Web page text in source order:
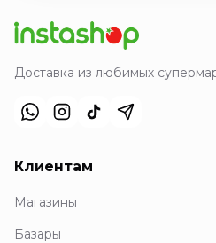
Доставка из любимых
Клиентам
Магазины
Базары